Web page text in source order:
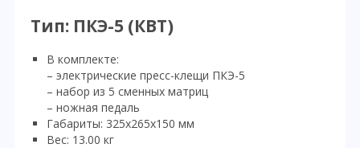
Тип: ПКЭ-5 (КВТ)
В комплекте:
– электрические пресс-клещи ПКЭ-5
– набор из 5 сменных матриц
– ножная педаль
Габариты: 325х265х150 мм
Вес: 13.00 кг